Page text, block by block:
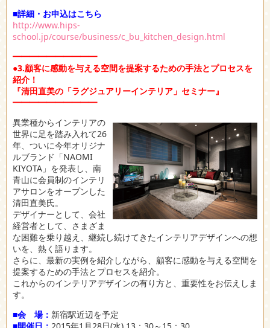
■詳細・お申込はこちら
http://www.hips-
school.jp/course/business/c_bu_kitchen_design.html
━━━━━━━━━━
●3.顧客に感動を与える空間を提案するための手法とプロセスを
紹介！
『清田直美の「ラグジュアリーインテリア」セミナー』
━━━━━━━━━━
異業種からインテリアの
世界に足を踏み入れて26
年、ついに今年オリジナ
ルブランド「NAOMI
KIYOTA」を発表し、南
青山に会員制のインテリ
アサロンをオープンした
清田直美氏。
デザイナーとして、会社
経営者として、さまざま
な困難を乗り越え、継続し続けてきたインテリアデザインへの想
いを、熱く語ります。
さらに、最新の実例を紹介しながら、顧客に感動を与える空間を
提案するための手法とプロセスを紹介。
これからのインテリアデザインの有り方と、重要性をお伝えしま
す。
■会 場： 新宿駅近辺を予定
■開催日： 2015年1月28日(水) 13：30～15：30